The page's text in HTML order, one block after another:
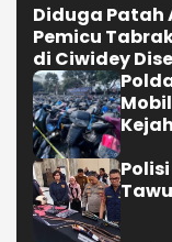
Diduga Patah
Pemicu
di Ciwidey